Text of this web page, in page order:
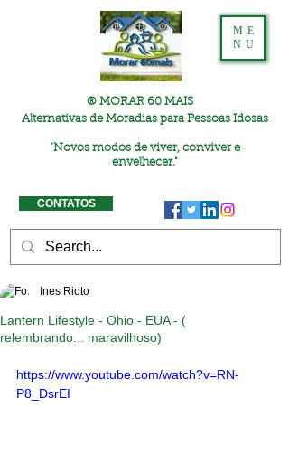
® MORAR 60 MAIS
Alternativas de Moradias para Pessoas Idosas
"Novos modos de viver, conviver e
envelhecer."
ME
NU
CONTATOS
Lantern Lifestyle - Ohio - EUA - (
relembrando... maravilhoso)
Ines Rioto
https://www.youtube.com/watch?v=RN-
P8_DsrEI